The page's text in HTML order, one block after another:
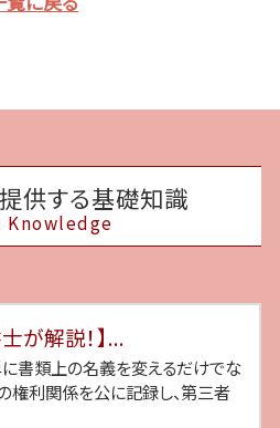
供する基礎知識
Knowledge
が解説！】...
に書類上の名義を変えるだけでな
権利関係を公に記録し、第三者